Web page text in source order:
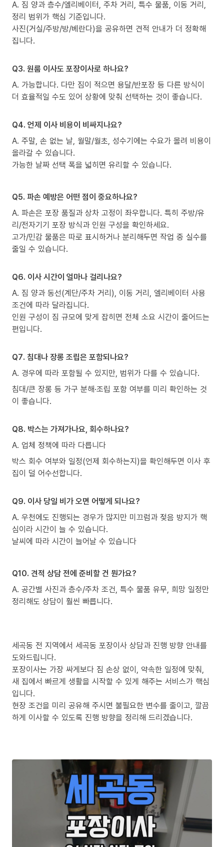
A. 짐 양과 층수/엘리베이터, 주차 거리, 특수 물품, 이동 거리,
정리 범위가 핵심 기준입니다.
사진(거실/주방/방/베란다)을 공유하면 견적 안내가 더 정확해
집니다.
Q3. 원룸 이사도 포장이사로 하나요?
A. 가능합니다. 다만 짐이 적으면 용달/반포장 등 다른 방식이
더 효율적일 수도 있어 상황에 맞춰 선택하는 것이 좋습니다.
Q4. 언제 이사 비용이 비싸지나요?
A. 주말, 손 없는 날, 월말/월초, 성수기에는 수요가 몰려 비용이
올라갈 수 있습니다.
가능한 날짜 선택 폭을 넓히면 유리할 수 있습니다.
Q5. 파손 예방은 어떤 점이 중요하나요?
A. 파손은 포장 품질과 상차 고정이 좌우합니다. 특히 주방/유
리/전자기기 포장 방식과 인원 구성을 확인하세요.
고가/민감 물품은 따로 표시하거나 분리해두면 작업 중 실수를
줄일 수 있습니다.
Q6. 이사 시간이 얼마나 걸리나요?
A. 짐 양과 동선(계단/주차 거리), 이동 거리, 엘리베이터 사용
조건에 따라 달라집니다.
인원 구성이 짐 규모에 맞게 잡히면 전체 소요 시간이 줄어드는
편입니다.
Q7. 침대나 장롱 조립은 포함되나요?
A. 경우에 따라 포함될 수 있지만, 범위가 다를 수 있습니다.
침대/큰 장롱 등 가구 분해·조립 포함 여부를 미리 확인하는 것
이 좋습니다.
Q8. 박스는 가져가나요, 회수하나요?
A. 업체 정책에 따라 다릅니다
박스 회수 여부와 일정(언제 회수하는지)을 확인해두면 이사 후
집이 덜 어수선합니다.
Q9. 이사 당일 비가 오면 어떻게 되나요?
A. 우천에도 진행되는 경우가 많지만 미끄럼과 젖음 방지가 핵
심이라 시간이 늘 수 있습니다.
날씨에 따라 시간이 늘어날 수 있습니다
Q10. 견적 상담 전에 준비할 건 뭔가요?
A. 공간별 사진과 층수/주차 조건, 특수 물품 유무, 희망 일정만
정리해도 상담이 훨씬 빠릅니다.
세곡동 전 지역에서 세곡동 포장이사 상담과 진행 방향 안내를
도와드립니다.
포장이사는 가장 싸게보다 짐 손상 없이, 약속한 일정에 맞춰,
새 집에서 빠르게 생활을 시작할 수 있게 해주는 서비스가 핵심
입니다.
현장 조건을 미리 공유해 주시면 불필요한 변수를 줄이고, 깔끔
하게 이사할 수 있도록 진행 방향을 정리해 드리겠습니다.